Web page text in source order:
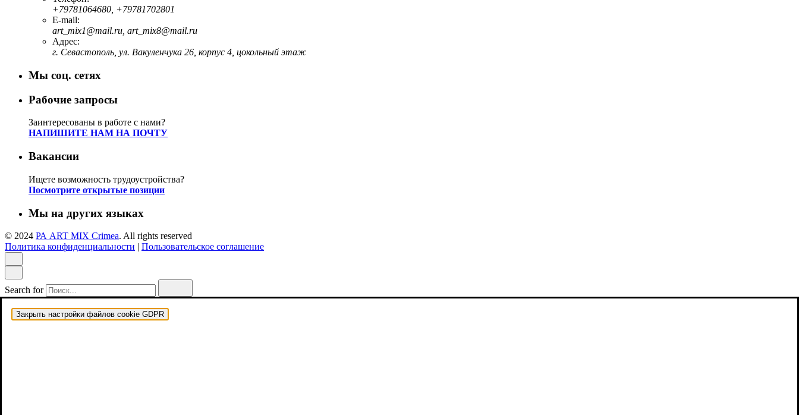
+79781064680, +79781702801
E-mail:
art_mix1@mail.ru, art_mix8@mail.ru
Адрес:
г. Севастополь, ул. Вакуленчука 26, корпус 4, цокольный этаж
Мы соц. сетях
Рабочие запросы
Заинтересованы в работе с нами?
НАПИШИТЕ НАМ НА ПОЧТУ
Вакансии
Ищете возможность трудоустройства?
Посмотрите открытые позиции
Мы на других языках
© 2024 РА ART MIX Crimea. All rights reserved
Политика конфиденциальности | Пользовательское соглашение
Search for
Закрыть настройки файлов cookie GDPR